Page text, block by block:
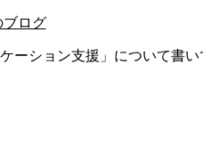
ブログ
ーション支援」について書